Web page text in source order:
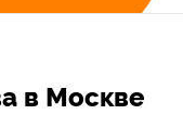
в Москве